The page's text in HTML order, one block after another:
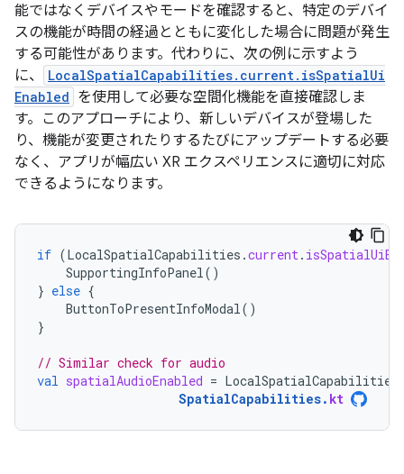
能ではなくデバイスやモードを確認すると、特定のデバイ
スの機能が時間の経過とともに変化した場合に問題が発生
する可能性があります。代わりに、次の例に示すよう
に、
LocalSpatialCapabilities.current.isSpatialUi
Enabled を使用して必要な空間化機能を直接確認しま
す。このアプローチにより、新しいデバイスが登場した
り、機能が変更されたりするたびにアップデートする必要
なく、アプリが幅広い XR エクスペリエンスに適切に対応
できるようになります。
if (LocalSpatialCapabilities .current.
SupportingInfoPanel()
} else {
ButtonToPresentInfoModal()
}
// Similar check for audio
val spatialAudioEnabled = LocalSpatialCapabilities
SpatialCapabilities. kt